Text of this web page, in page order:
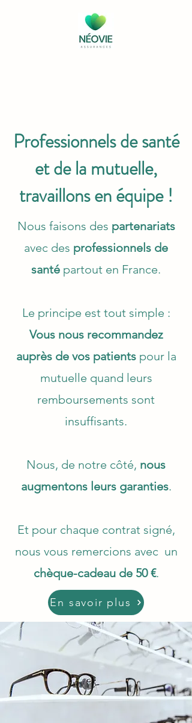
Professionnels de santé
et de la mutuelle,
travaillons en équipe !
Nous faisons des partenariats
avec des professionnels de
santé partout en France.
Le principe est tout simple :
Vous nous recommandez
auprès de vos patientspour la
mutuelle quand leurs
remboursements sont
insuffisants.
Nous, de notre côté, nous
augmentons leurs garanties.
Et pour chaque contrat signé,
nous vous remercions avec un
chèque-cadeau de 50 €.
En savoir plus